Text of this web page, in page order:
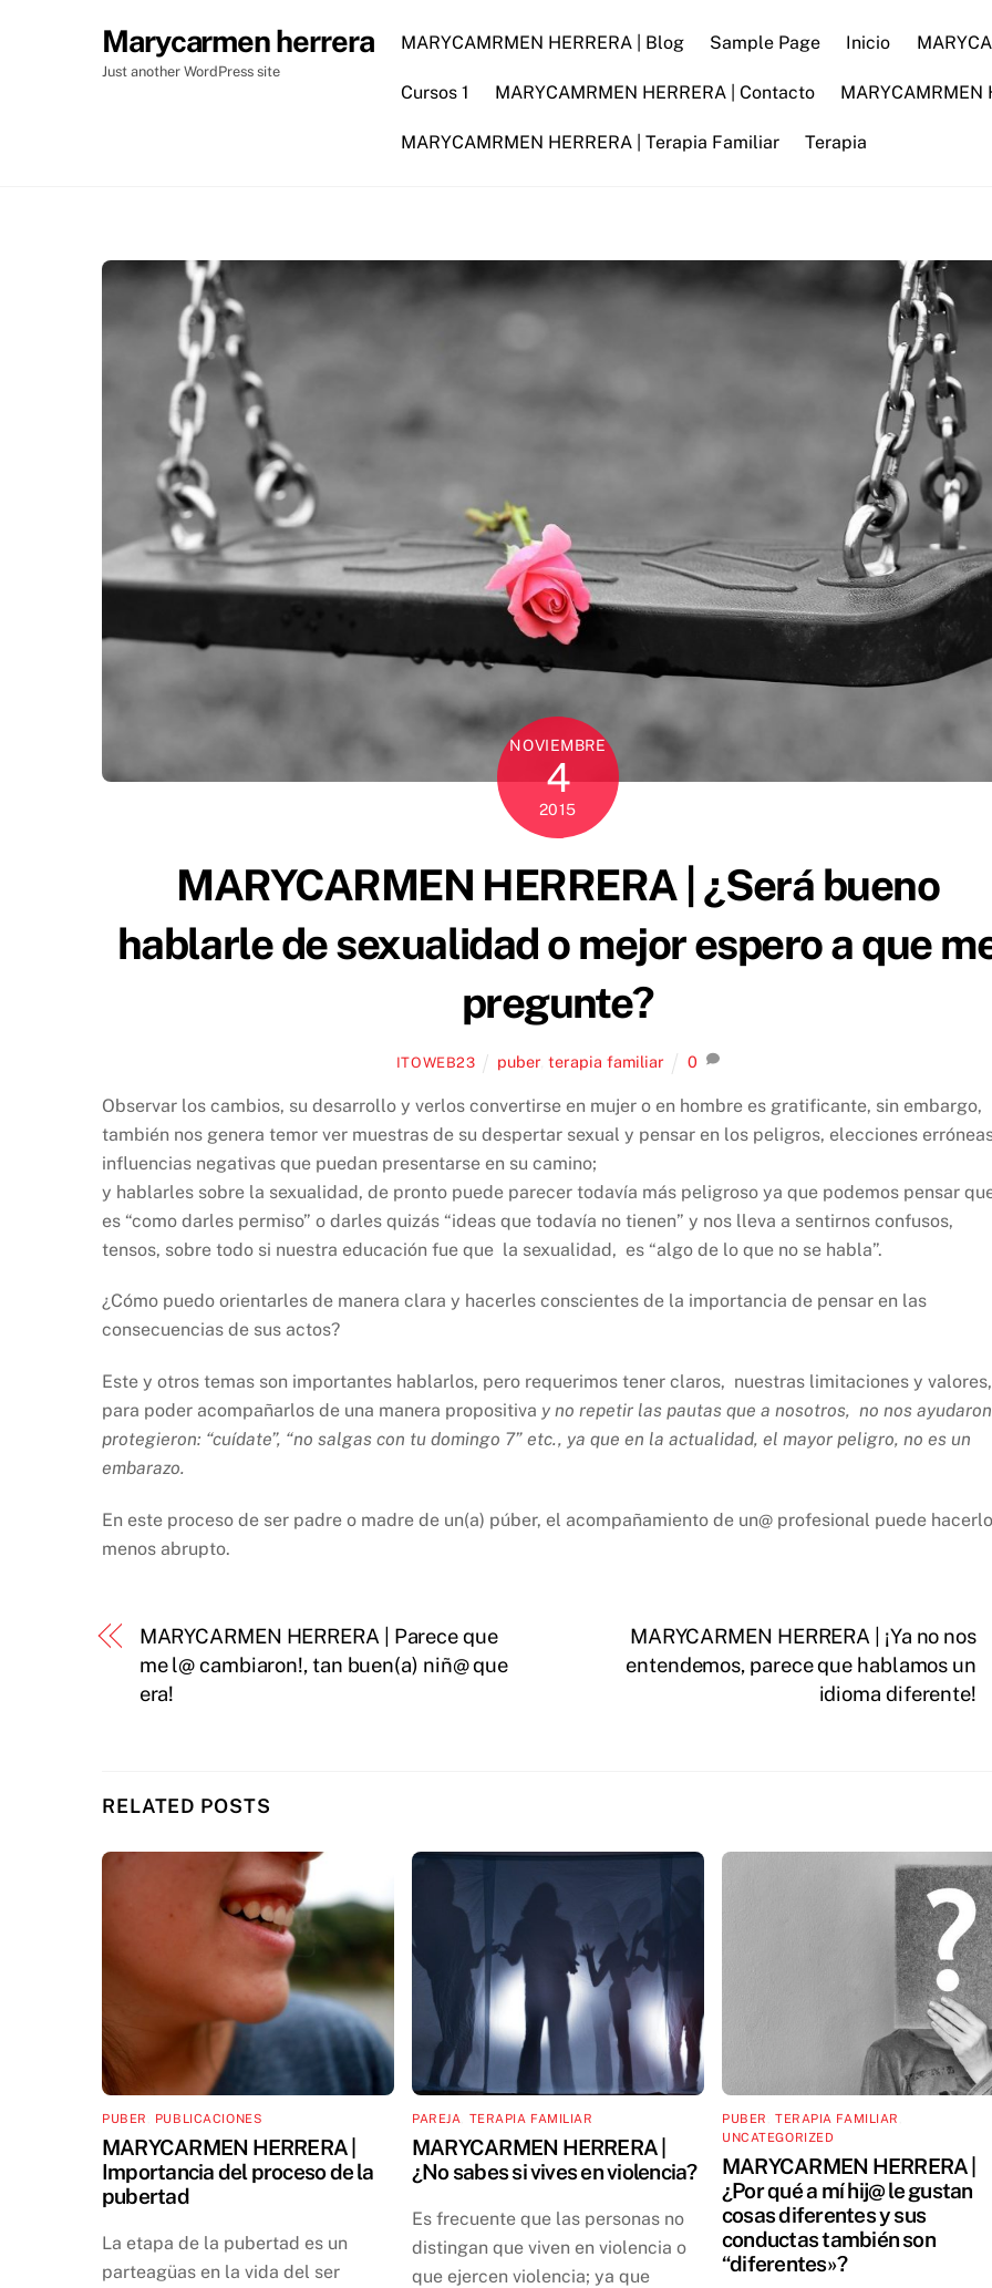
Marycarmen herrera
Just another WordPress site
MARYCAMRMEN HERRERA | Blog Sample Page Inicio
Cursos 1 MARYCAMRMEN HERRERA | Contacto MARYCAMRMEN
MARYCAMRMEN HERRERA | Terapia Familiar Terapia
NOVIEMBRE
4
2015
MARYCARMEN HERRERA | ¿Será bueno
hablarle de sexualidad o mejor espero a que
pregunte?
ITOWEB23 puber,terapia familiar 0
Observar los cambios, su desarrollo y verlos convertirse en mujer o en hombre es gratificante, sin embargo,
también nos genera temor ver muestras de su despertar sexual y pensar en los peligros, elecciones
influencias negativas que puedan presentarse en su camino;
y hablarles sobre la sexualidad, de pronto puede parecer todavía más peligroso ya que podemos pensar
es “como darles permiso” o darles quizás “ideas que todavía no tienen” y nos lleva a sentirnos confusos,
tensos, sobre todo si nuestra educación fue que la sexualidad, es “algo de lo que no se habla”.
¿Cómo puedo orientarles de manera clara y hacerles conscientes de la importancia de pensar en las
consecuencias de sus actos?
Este y otros temas son importantes hablarlos, pero requerimos tener claros, nuestras limitaciones y
para poder acompañarlos de una manera propositiva y no repetir las pautas que a nosotros, no nos
protegieron: “cuídate”, “no salgas con tu domingo 7” etc., ya que en la actualidad, el mayor peligro, no es un
embarazo.
En este proceso de ser padre o madre de un(a) púber, el acompañamiento de un@ profesional puede hacerlo
menos abrupto.
MARYCARMEN HERRERA | Parece que
me l@ cambiaron!, tan buen(a) niñ@ que
era!
MARYCARMEN HERRERA | ¡Ya no nos
entendemos, parece que hablamos un
idioma diferente!
RELATED POSTS
PUBER PUBLICACIONES
MARYCARMEN HERRERA |
Importancia del proceso de la
pubertad
La etapa de la pubertad es un
parteagüas en la vida del ser
PAREJA TERAPIA FAMILIAR
MARYCARMEN HERRERA |
¿No sabes si vives en violencia?
Es frecuente que las personas no
distingan que viven en violencia o
que ejercen violencia; ya que
PUBER TERAPIA FAMILIAR
UNCATEGORIZED
MARYCARMEN HERRERA |
¿Por qué a mí hij@ le gustan
cosas diferentes y sus
conductas también son
“diferentes»?